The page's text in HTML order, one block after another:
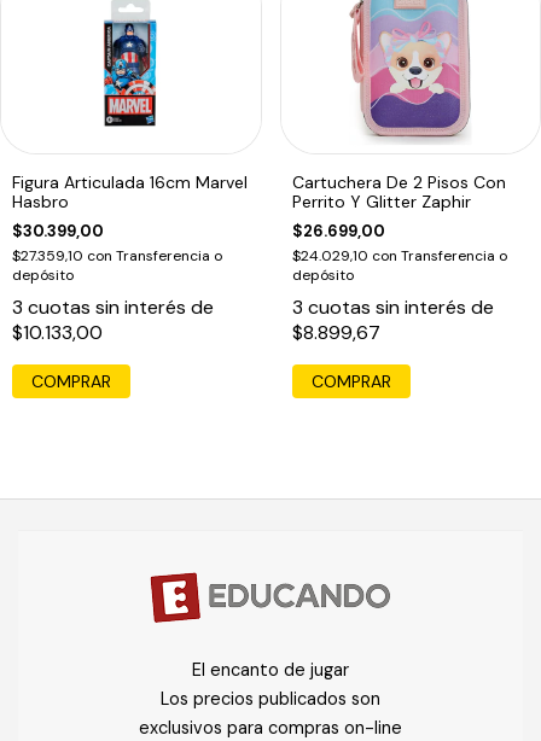
Figura Articulada 16cm Marvel
Hasbro
$30.399,00
$27.359,10 con Transferencia o
depósito
3 cuotas sin interés de
$10.133,00
COMPRAR
Cartuchera De 2 Pisos Con
Perrito Y Glitter Zaphir
$26.699,00
$24.029,10 con Transferencia o
depósito
3 cuotas sin interés de
$8.899,67
COMPRAR
El encanto de jugar
Los precios publicados son
exclusivos para compras on-line